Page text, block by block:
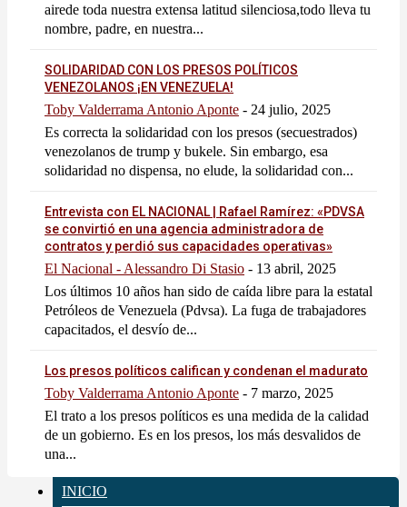
airede toda nuestra extensa latitud silenciosa,todo lleva tu
nombre, padre, en nuestra...
SOLIDARIDAD CON LOS PRESOS POLÍTICOS
VENEZOLANOS ¡EN VENEZUELA!
Toby Valderrama Antonio Aponte - 24 julio, 2025
Es correcta la solidaridad con los presos (secuestrados)
venezolanos de trump y bukele. Sin embargo, esa
solidaridad no dispensa, no elude, la solidaridad con...
Entrevista con EL NACIONAL | Rafael Ramírez: «PDVSA
se convirtió en una agencia administradora de
contratos y perdió sus capacidades operativas»
El Nacional - Alessandro Di Stasio - 13 abril, 2025
Los últimos 10 años han sido de caída libre para la estatal
Petróleos de Venezuela (Pdvsa). La fuga de trabajadores
capacitados, el desvío de...
Los presos políticos califican y condenan el madurato
Toby Valderrama Antonio Aponte - 7 marzo, 2025
El trato a los presos políticos es una medida de la calidad
de un gobierno. Es en los presos, los más desvalidos de
una...
INICIO